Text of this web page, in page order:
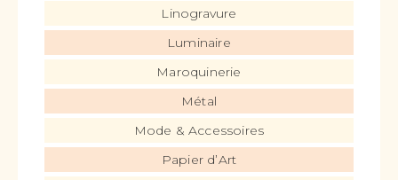
Linogravure
Luminaire
Maroquinerie
Métal
Mode & Accessoires
Papier d’Art